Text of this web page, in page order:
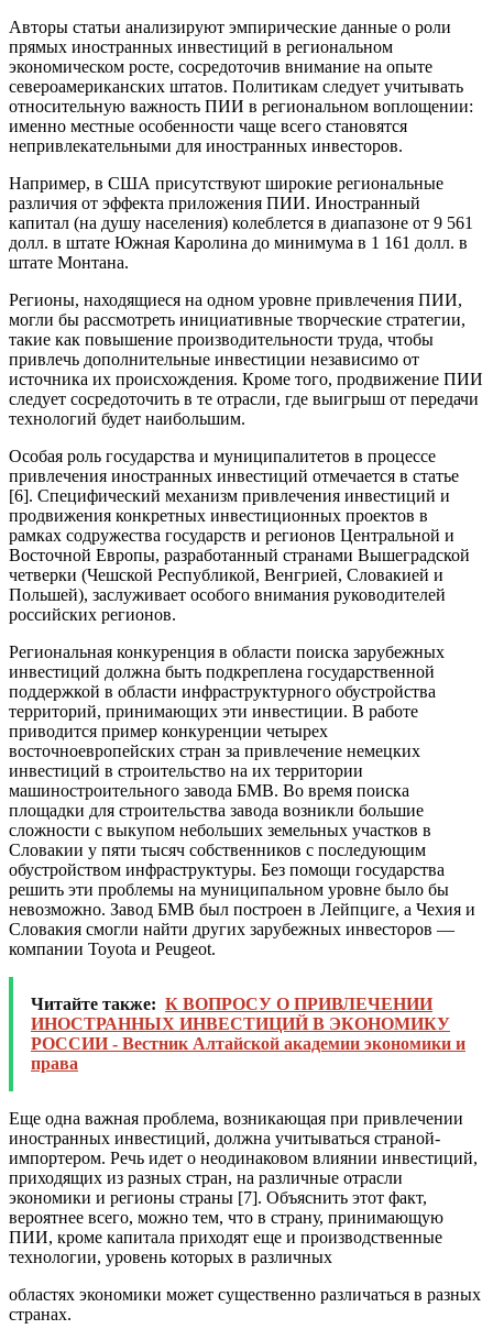
Авторы статьи анализируют эмпирические данные о роли
прямых иностранных инвестиций в региональном
экономическом росте, сосредоточив внимание на опыте
североамериканских штатов. Политикам следует учитывать
относительную важность ПИИ в региональном воплощении:
именно местные особенности чаще всего становятся
непривлекательными для иностранных инвесторов.
Например, в США присутствуют широкие региональные
различия от эффекта приложения ПИИ. Иностранный
капитал (на душу населения) колеблется в диапазоне от 9 561
долл. в штате Южная Каролина до минимума в 1 161 долл. в
штате Монтана.
Регионы, находящиеся на одном уровне привлечения ПИИ,
могли бы рассмотреть инициативные творческие стратегии,
такие как повышение производительности труда, чтобы
привлечь дополнительные инвестиции независимо от
источника их происхождения. Кроме того, продвижение ПИИ
следует сосредоточить в те отрасли, где выигрыш от передачи
технологий будет наибольшим.
Особая роль государства и муниципалитетов в процессе
привлечения иностранных инвестиций отмечается в статье
[6]. Специфический механизм привлечения инвестиций и
продвижения конкретных инвестиционных проектов в
рамках содружества государств и регионов Центральной и
Восточной Европы, разработанный странами Вышеградской
четверки (Чешской Республикой, Венгрией, Словакией и
Польшей), заслуживает особого внимания руководителей
российских регионов.
Региональная конкуренция в области поиска зарубежных
инвестиций должна быть подкреплена государственной
поддержкой в области инфраструктурного обустройства
территорий, принимающих эти инвестиции. В работе
приводится пример конкуренции четырех
восточноевропейских стран за привлечение немецких
инвестиций в строительство на их территории
машиностроительного завода БМВ. Во время поиска
площадки для строительства завода возникли большие
сложности с выкупом небольших земельных участков в
Словакии у пяти тысяч собственников с последующим
обустройством инфраструктуры. Без помощи государства
решить эти проблемы на муниципальном уровне было бы
невозможно. Завод БМВ был построен в Лейпциге, а Чехия и
Словакия смогли найти других зарубежных инвесторов —
компании Toyota и Peugeot.
Читайте также: К ВОПРОСУ О ПРИВЛЕЧЕНИИ
ИНОСТРАННЫХ ИНВЕСТИЦИЙ В ЭКОНОМИКУ
РОССИИ - Вестник Алтайской академии экономики и
права
Еще одна важная проблема, возникающая при привлечении
иностранных инвестиций, должна учитываться страной-
импортером. Речь идет о неодинаковом влиянии инвестиций,
приходящих из разных стран, на различные отрасли
экономики и регионы страны [7]. Объяснить этот факт,
вероятнее всего, можно тем, что в страну, принимающую
ПИИ, кроме капитала приходят еще и производственные
технологии, уровень которых в различных
областях экономики может существенно различаться в разных
странах.